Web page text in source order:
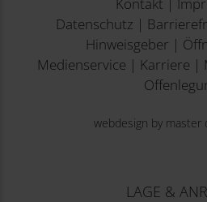
Datenschutz |
Hinweisgeber |
Medienservice | Karriere |
webdesign by master
LAGE &